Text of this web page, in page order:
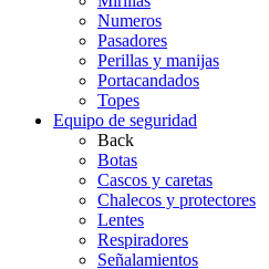
Numeros
Pasadores
Perillas y manijas
Portacandados
Topes
Equipo de seguridad
Back
Botas
Cascos y caretas
Chalecos y protectores
Lentes
Respiradores
Señalamientos